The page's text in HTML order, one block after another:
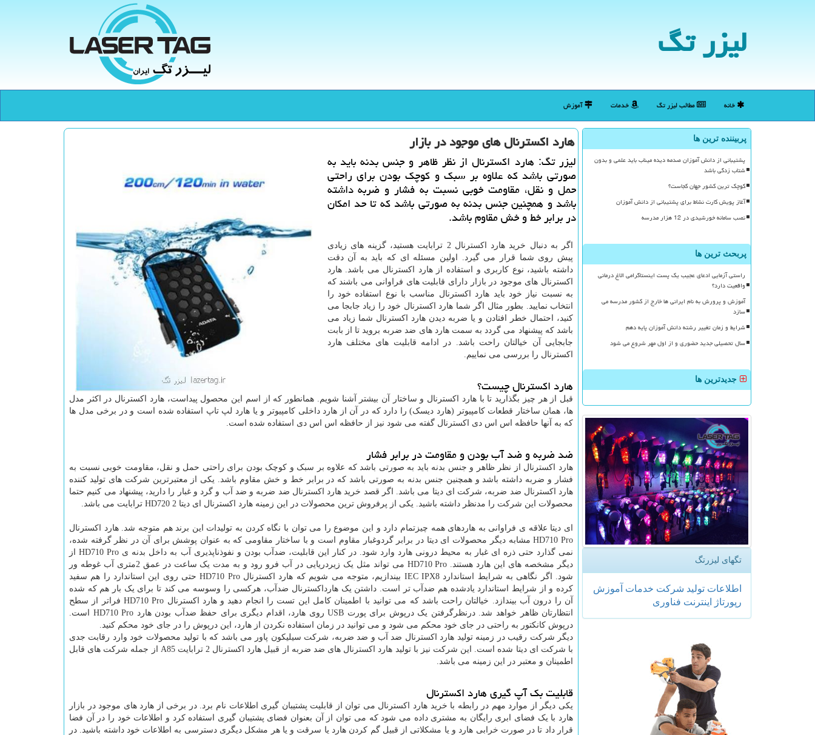
لیزر تگ
خانه مطالب لیزر تگ خدمات آموزش
پربیننده ترین ها
پشتیبانی از دانش آموزان صدمه دیده میناب باید علمی و بدون
شتاب زدگی باشد
کوچک ترین کشور جهان کجاست؟
آغاز پویش کارت نشاط برای پشتیبانی از دانش آموزان
نصب سامانه خورشیدی در 12 هزار مدرسه
پربحث ترین ها
راستی آزمایی ادعای عجیب یک پست اینستاگرامی الاغ درمانی
واقعیت دارد؟
آموزش و پرورش به نام ایرانی ها خارج از کشور مدرسه می
سازد
شرایط و زمان تغییر رشته دانش آموزان پایه دهم
سال تحصیلی جدید حضوری و از اول مهر شروع می شود
جدیدترین ها
تگهای لیزرتگ
اطلاعات تولید شركت خدمات آموزش
رپورتاژ
اینترنت فناوری
هارد اكسترنال های موجود در بازار
لیزر تگ: هارد اكسترنال از نظر ظاهر و جنس بدنه باید به
صورتی باشد كه علاوه بر سبك و كوچك بودن برای راحتی
حمل و نقل، مقاومت خوبی نسبت به فشار و ضربه داشته
باشد و همچنین جنس بدنه به صورتی باشد كه تا حد امكان
در برابر خط و خش مقاوم باشد.
اگر به دنبال خرید هارد اکسترنال 2 ترابایت هستید، گزینه های زیادی
پیش روی شما قرار می گیرد. اولین مسئله ای که باید به آن دقت
داشته باشید، نوع کاربری و استفاده از هارد اکسترنال می باشد. هارد
اکسترنال های موجود در بازار دارای قابلیت های فراوانی می باشند که
به نسبت نیاز خود باید هارد اکسترنال مناسب با نوع استفاده خود را
انتخاب نمایید. بطور مثال اگر شما هارد اکسترنال خود را زیاد جابجا می
کنید، احتمال خطر افتادن و یا ضربه دیدن هارد اکسترنال شما زیاد می
باشد که پیشنهاد می گردد به سمت هارد های ضد ضربه بروید تا از بابت
جابجایی آن خیالتان راحت باشد. در ادامه قابلیت های مختلف هارد
اکسترنال را بررسی می نماییم.
هارد اکسترنال چیست؟
قبل از هر چیز بگذارید تا با هارد اکسترنال و ساختار آن بیشتر آشنا شویم. همانطور که از اسم این محصول پیداست، هارد اکسترنال در اکثر مدل
ها، همان ساختار قطعات کامپیوتر (هارد دیسک) را دارد که در آن از هارد داخلی کامپیوتر و یا هارد لپ تاپ استفاده شده است و در برخی مدل ها
که به آنها حافظه اس اس دی اکسترنال گفته می شود نیز از حافظه اس اس دی استفاده شده است.
ضد ضربه و ضد آب بودن و مقاومت در برابر فشار
هارد اکسترنال از نظر ظاهر و جنس بدنه باید به صورتی باشد که علاوه بر سبک و کوچک بودن برای راحتی حمل و نقل، مقاومت خوبی نسبت به
فشار و ضربه داشته باشد و همچنین جنس بدنه به صورتی باشد که در برابر خط و خش مقاوم باشد. یکی از معتبرترین شرکت های تولید کننده
هارد اکسترنال ضد ضربه، شرکت ای دیتا می باشد. اگر قصد خرید هارد اکسترنال ضد ضربه و ضد آب و گرد و غبار را دارید، پیشنهاد می کنیم حتما
محصولات این شرکت را مدنظر داشته باشید. یکی از پرفروش ترین محصولات در این زمینه هارد اکسترنال ای دیتا HD720 2 ترابایت می باشد.
ای دیتا علاقه ی فراوانی به هاردهای همه چیزتمام دارد و این موضوع را می توان با نگاه کردن به تولیدات این برند هم متوجه شد. هارد اکسترنال
HD710 Pro مشابه دیگر محصولات ای دیتا در برابر گردوغبار مقاوم است و با ساختار مقاومی که به عنوان پوشش برای آن در نظر گرفته شده،
نمی گذارد حتی ذره ای غبار به محیط درونی هارد وارد شود. در کنار این قابلیت، ضدآب بودن و نفوذناپذیری آب به داخل بدنه ی HD710 Pro از
دیگر مشخصه های این هارد هستند. HD710 Pro می تواند مثل یک زیردریایی در آب فرو رود و به مدت یک ساعت در عمق 2متری آب غوطه ور
شود. اگر نگاهی به شرایط استاندارد IEC IPX8 بیندازیم، متوجه می شویم که هارد اکسترنال HD710 Pro حتی روی این استاندارد را هم سفید
کرده و از شرایط استاندارد یادشده هم ضدآب تر است. داشتن یک هارداکسترنال ضدآب، هرکسی را وسوسه می کند تا برای یک بار هم که شده
آن را درون آب بیندازد. خیالتان راحت باشد که می توانید با اطمینان کامل این تست را انجام دهید و هارد اکسترنال HD710 Pro فراتر از سطح
انتظارتان ظاهر خواهد شد. درنظرگرفتن یک درپوش برای پورت USB روی هارد، اقدام دیگری برای حفظ ضدآب بودن هارد HD710 Pro است.
درپوش کانکتور به راحتی در جای خود محکم می شود و می توانید در زمان استفاده نکردن از هارد، این درپوش را در جای خود محکم کنید.
دیگر شرکت رقیب در زمینه تولید هارد اکسترنال ضد آب و ضد ضربه، شرکت سیلیکون پاور می باشد که با تولید محصولات خود وارد رقابت جدی
با شرکت ای دیتا شده است. این شرکت نیز با تولید هارد اکسترنال های ضد ضربه از قبیل هارد اکسترنال 2 ترابایت A85 از جمله شرکت های قابل
اطمینان و معتبر در این زمینه می باشد.
قابلیت بک آپ گیری هارد اکسترنال
یکی دیگر از موارد مهم در رابطه با خرید هارد اکسترنال می توان از قابلیت پشتیبان گیری اطلاعات نام برد. در برخی از هارد های موجود در بازار
هارد با یک فضای ابری رایگان به مشتری داده می شود که می توان از آن بعنوان فضای پشتیبان گیری استفاده کرد و اطلاعات خود را در آن فضا
قرار داد تا در صورت خرابی هارد و یا مشکلاتی از قبیل گم کردن هارد یا سرقت و یا هر مشکل دیگری دسترسی به اطلاعات خود داشته باشید. در